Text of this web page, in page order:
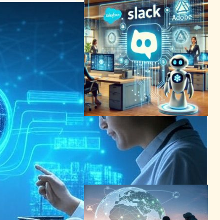
Slackの新AI機能：業務効率
を革新するAIエージェントの
導入
AI（人工知能）ニュース
2024年9月17日17:37